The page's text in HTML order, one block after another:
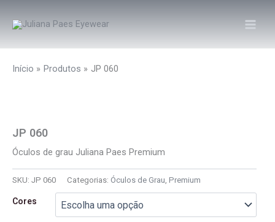
para
conteúdo
Início
Produtos JP 060
JP 060
Óculos de grau Juliana Paes Premium
SKU: JP 060 Categorias: Óculos de Grau Premium
Cores